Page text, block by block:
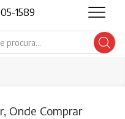
1589
Onde Comprar